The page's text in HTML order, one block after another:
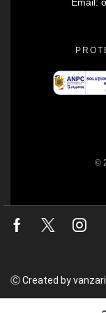
Email:
©
Facebook
Twitter
Ⓒ Created by